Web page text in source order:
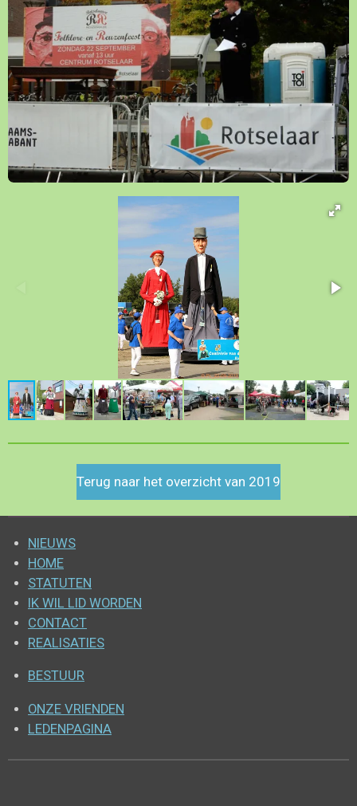
Terug naar het overzicht van 2019
NIEUWS
HOME
STATUTEN
IK WIL LID WORDEN
CONTACT
REALISATIES
BESTUUR
ONZE VRIENDEN
LEDENPAGINA